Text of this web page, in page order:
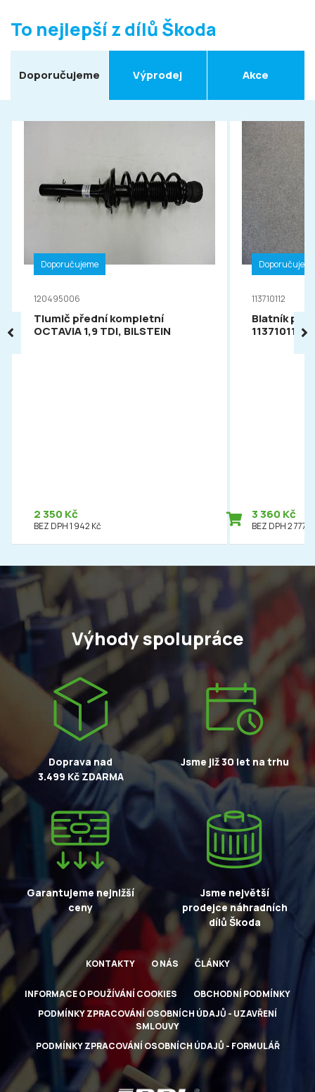
To nejlepší z dílů Škoda
Doporučujeme Výprodej Akce
Doporučujeme
120495006
Tlumič přední kompletní
OCTAVIA 1,9 TDI, BILSTEIN
2 350 Kč
BEZ DPH 1 942 Kč
113710112
Blatník
113710112
3 360 Kč
BEZ DPH 2 777
Výhody spolupráce
Doprava nad
3.499 Kč ZDARMA
Jsme již 30 let na trhu
Garantujeme nejnižší
ceny
Jsme největší
prodejce náhradních
dílů Škoda
KONTAKTY O NÁS ČLÁNKY
INFORMACE O POUŽÍVÁNÍ COOKIES
OBCHODNÍ PODMÍNKY
PODMÍNKY ZPRACOVÁNÍ OSOBNÍCH ÚDAJŮ - UZAVŘENÍ
SMLOUVY
PODMÍNKY ZPRACOVÁNÍ OSOBNÍCH ÚDAJŮ - FORMULÁŘ